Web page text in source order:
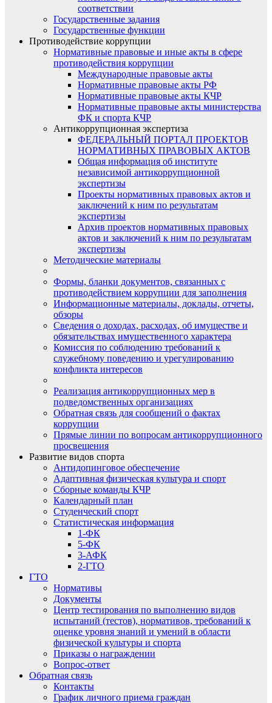
соответствии
Государственные задания
Государственные функции
Противодействие коррупции
Нормативные правовые и иные акты в сфере
противодействия коррупции
Международные правовые акты
Нормативные правовые акты РФ
Нормативные правовые акты КЧР
Нормативные правовые акты министерства
ФК и спорта КЧР
Антикоррупционная экспертиза
ФЕДЕРАЛЬНЫЙ ПОРТАЛ ПРОЕКТОВ
НОРМАТИВНЫХ ПРАВОВЫХ АКТОВ
Общая информация об институте
независимой антикоррупционной
экспертизы
Проекты нормативных правовых актов и
заключений к ним по результатам
экспертизы
Архив проектов нормативных правовых
актов и заключений к ним по результатам
экспертизы
Методические материалы
Формы, бланки документов, связанных с
противодействием коррупции для заполнения
Информационные материалы, доклады, отчеты,
обзоры
Сведения о доходах, расходах, об имуществе и
обязательствах имущественного характера
Комиссия по соблюдению требований к
служебному поведению и урегулированию
конфликта интересов
Реализация антикоррупционных мер в
подведомственных организациях
Обратная связь для сообщений о фактах
коррупции
Прямые линии по вопросам антикоррупционного
просвещения
Развитие видов спорта
Антидопинговое обеспечение
Адаптивная физическая культура и спорт
Сборные команды КЧР
Календарный план
Студенческий спорт
Статистическая информация
1-ФК
5-ФК
3-АФК
2-ГТО
ГТО
Нормативы
Документы
Центр тестирования по выполнению видов
испытаний (тестов), нормативов, требований к
оценке уровня знаний и умений в области
физической культуры и спорта
Приказы о награждении
Вопрос-ответ
Обратная связь
Контакты
График личного приема граждан